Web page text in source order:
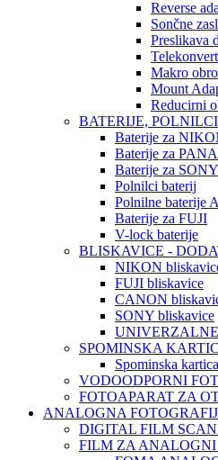
Reverse
Sončne
Preslikava
Makro
Mount
Reducirni
BATERIJE,
Baterije za
Baterije za
Baterije za SONY
Polnilci baterij
Polnilne baterije
Baterije za FUJI
V-lock baterije
BLISKAVICE -
NIKON
FUJI bliskavice
CANON
SONY bliskavice
UNIVERZALNE
SPOMINSKA
Spominska
VODOODPORNI
FOTOAPARAT ZA
ANALOGNA
DIGITAL FILM
FILM ZA ANALOGNI